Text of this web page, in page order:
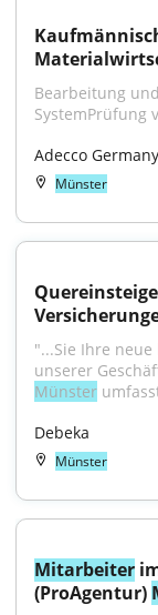
Bearbeitung
SystemPrüfung
Adecco Germany
Münster
"...Sie Ihre
unserer
Münster
Debeka
Münster
Mitarbeiter
(ProAgentur)